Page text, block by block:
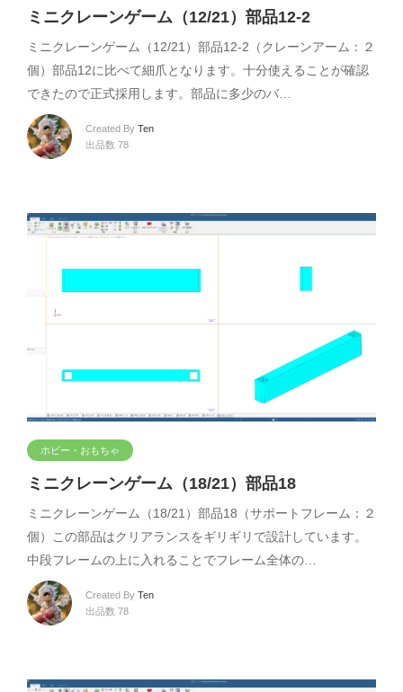
ミニクレーンゲーム（12/21）部品12-2
ミニクレーンゲーム（12/21）部品12-2（クレーンアーム：２
個）部品12に比べて細爪となります。十分使えることが確認
できたので正式採用します。部品に多少のバ…
Created By Ten
出品数 78
ホビー・おもちゃ
ミニクレーンゲーム（18/21）部品18
ミニクレーンゲーム（18/21）部品18（サポートフレーム：２
個）この部品はクリアランスをギリギリで設計しています。
中段フレームの上に入れることでフレーム全体の…
Created By Ten
出品数 78